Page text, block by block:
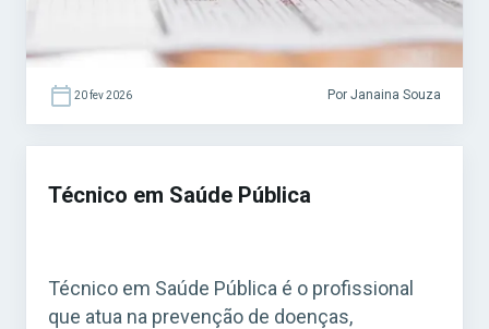
20 fev 2026 Por Janaina Souza
Técnico em Saúde Pública
Técnico em Saúde Pública é o profissional
que atua na prevenção de doenças,